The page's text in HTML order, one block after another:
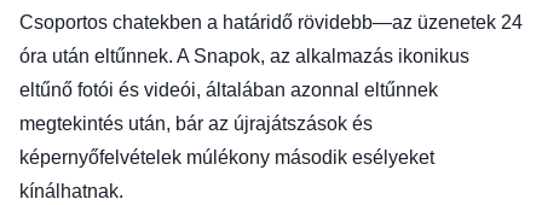
Csoportos chatekben a határidő rövidebb—az üzenetek 24
óra után eltűnnek. A Snapok, az alkalmazás ikonikus
eltűnő fotói és videói, általában azonnal eltűnnek
megtekintés után, bár az újrajátszások és
képernyőfelvételek múlékony második esélyeket
kínálhatnak.